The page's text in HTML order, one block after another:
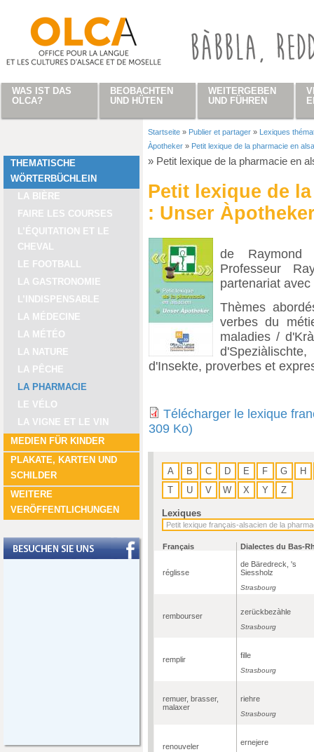
THEMATISCHE
WÖRTERBÜCHLEIN
LA BIÈRE
FAIRE LES COURSES
L’ÉQUITATION ET LE
CHEVAL
LE FOOTBALL
LA GASTRONOMIE
L’INDISPENSABLE
LA MÉDECINE
LA MÉTÉO
LA NATURE
LA PÊCHE
LA PHARMACIE
LE VÉLO
LA VIGNE ET LE VIN
MEDIEN FÜR KINDER
PLAKATE, KARTEN UND
SCHILDER
WEITERE
VERÖFFENTLICHUNGEN
Sie sind hier
Startseite » Publier et partager » Lexiques
Àpotheker » Petit lexique de la pharmacie en
» Petit lexique de la pharmacie en
Petit lexique de
: Unser
de
Professeur
partenariat
Thèmes
verbes du
maladies /
d'Insekte, proverbes et
Télécharger le lexique
309 Ko)
A B C D E F G
H
T
U V W X Y Z
Lexiques
Français Dialectes du Bas-
réglisse
de Bäredreck, 's
Siessholz
Strasbourg
rembourser zerückbezàhle
Strasbourg
remplir fille
Strasbourg
remuer, brasser,
malaxer
riehre
Strasbourg
renouveler ernejere
WAS IST DAS
OLCA?
BEOBACHTEN
UND HÜTEN
WEITERGEBEN
UND FÜHREN